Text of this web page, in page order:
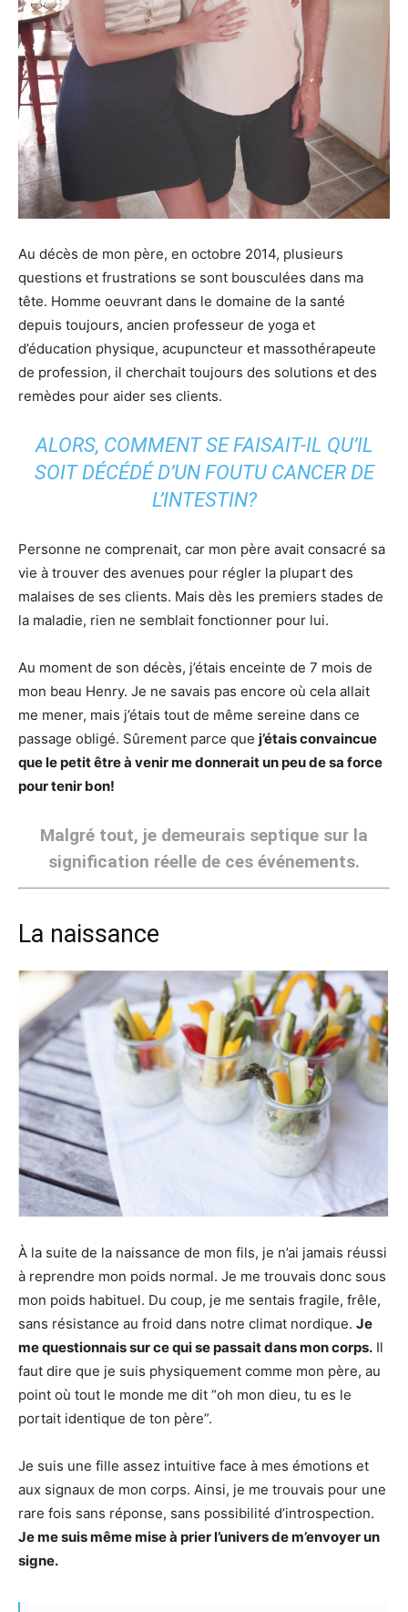
Au décès de mon père, en octobre 2014, plusieurs
questions et frustrations se sont bousculées dans ma
tête. Homme oeuvrant dans le domaine de la santé
depuis toujours, ancien professeur de yoga et
d’éducation physique, acupuncteur et massothérapeute
de profession, il cherchait toujours des solutions et des
remèdes pour aider ses clients.
ALORS, COMMENT SE FAISAIT-IL QU’IL
SOIT DÉCÉDÉ D’UN FOUTU CANCER DE
L’INTESTIN?
Personne ne comprenait, car mon père avait consacré sa
vie à trouver des avenues pour régler la plupart des
malaises de ses clients. Mais dès les premiers stades de
la maladie, rien ne semblait fonctionner pour lui.
Au moment de son décès, j’étais enceinte de 7 mois de
mon beau Henry. Je ne savais pas encore où cela allait
me mener, mais j’étais tout de même sereine dans ce
passage obligé. Sûrement parce que j’étais convaincue
que le petit être à venir me donnerait un peu de sa force
pour tenir bon!
Malgré tout, je demeurais septique sur la
signification réelle de ces événements.
La naissance
À la suite de la naissance de mon fils, je n’ai jamais réussi
à reprendre mon poids normal. Je me trouvais donc sous
mon poids habituel. Du coup, je me sentais fragile, frêle,
sans résistance au froid dans notre climat nordique. Je
me questionnais sur ce qui se passait dans mon corps. Il
faut dire que je suis physiquement comme mon père, au
point où tout le monde me dit “oh mon dieu, tu es le
portait identique de ton père”.
Je suis une fille assez intuitive face à mes émotions et
aux signaux de mon corps. Ainsi, je me trouvais pour une
rare fois sans réponse, sans possibilité d’introspection.
Je me suis même mise à prier l’univers de m’envoyer un
signe.